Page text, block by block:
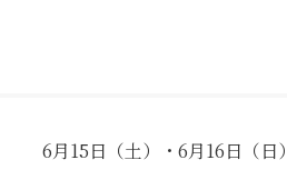
6月15日（土）・6月16日（日